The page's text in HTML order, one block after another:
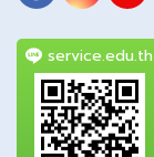
service.edu.th